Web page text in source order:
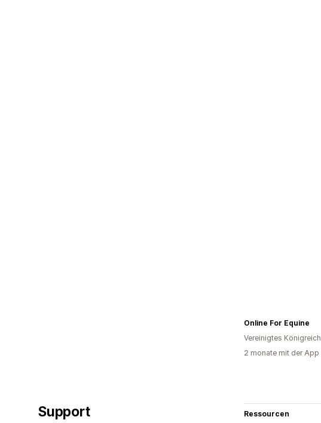
Online For Equine
Vereinigtes Königreich
2 monate mit der App
Support Ressourcen